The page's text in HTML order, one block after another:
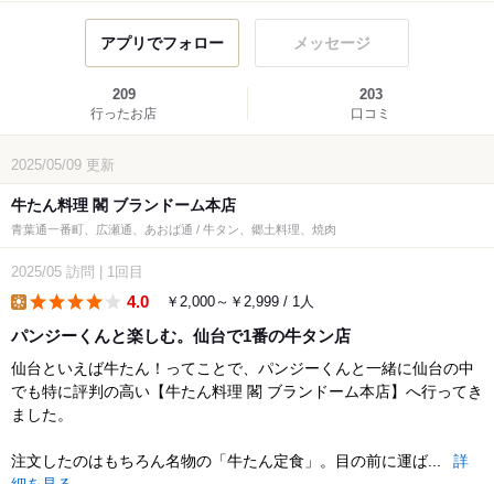
アプリでフォロー メッセージ
209
行ったお店
203
口コミ
2025/05/09 更新
牛たん料理 閣 ブランドーム本店
青葉通一番町、広瀬通、あおば通 / 牛タン、郷土料理、焼肉
2025/05 訪問 1回目
4.0 ￥2,000～￥2,999 / 1人
パンジーくんと楽しむ。仙台で1番の牛タン店
仙台といえば牛たん！ってことで、パンジーくんと一緒に仙台の中
でも特に評判の高い【牛たん料理 閣 ブランドーム本店】へ行ってき
ました。
注文したのはもちろん名物の「牛たん定食」。目の前に運ば...
詳